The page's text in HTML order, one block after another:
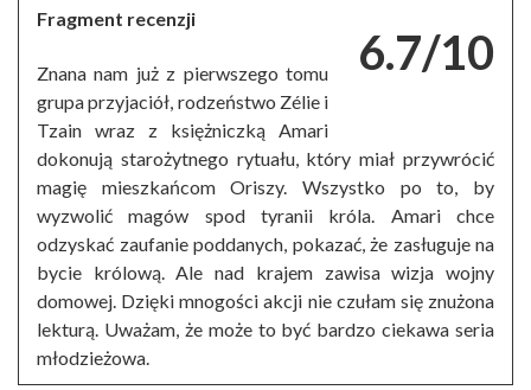
6.7/10
Fragment recenzji
Znana nam już z pierwszego tomu
grupa przyjaciół, rodzeństwo Zélie i
Tzain wraz z księżniczką Amari
dokonują starożytnego rytuału, który miał przywrócić
magię mieszkańcom Oriszy. Wszystko po to, by
wyzwolić magów spod tyranii króla. Amari chce
odzyskać zaufanie poddanych, pokazać, że zasługuje na
bycie królową. Ale nad krajem zawisa wizja wojny
domowej. Dzięki mnogości akcji nie czułam się znużona
lekturą. Uważam, że może to być bardzo ciekawa seria
młodzieżowa.